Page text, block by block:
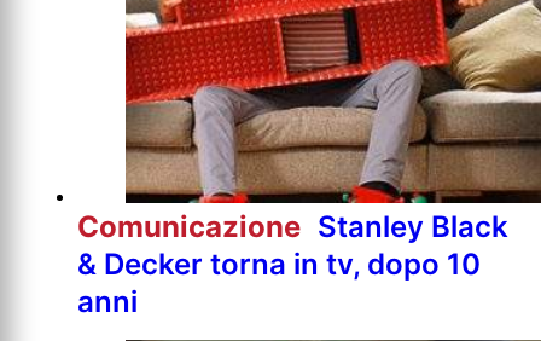
Comunicazione Stanley Black
& Decker torna in tv, dopo 10
anni